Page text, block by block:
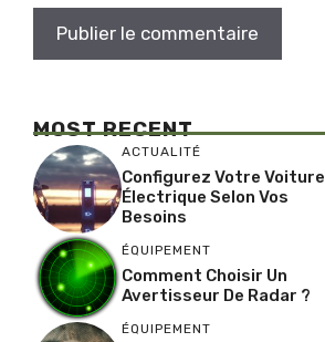
MOST RECENT
ACTUALITÉ
Configurez Votre Voiture
Électrique Selon Vos
Besoins
ÉQUIPEMENT
Comment Choisir Un
Avertisseur De Radar ?
ÉQUIPEMENT